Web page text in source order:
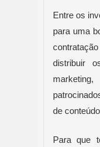
Entre os
para uma
distribuir
de
Para que